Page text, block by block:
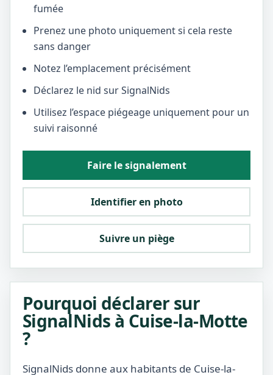
fumée
Prenez une photo uniquement si cela reste
sans danger
Notez l’emplacement précisément
Déclarez le nid sur SignalNids
Utilisez l’espace piégeage uniquement pour un
suivi raisonné
Faire le signalement
Identifier en photo
Suivre un piège
Pourquoi déclarer sur
SignalNids à Cuise-la-Motte
?
SignalNids donne aux habitants de Cuise-la-